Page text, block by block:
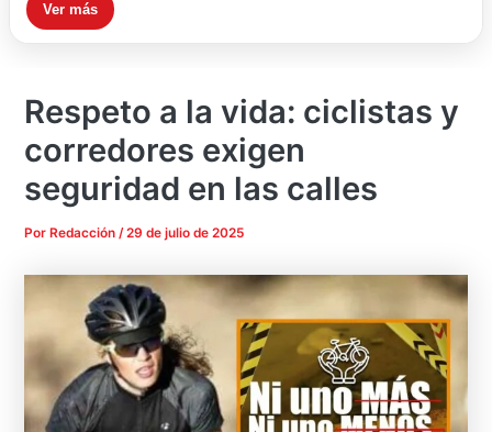
Ver más
Respeto a la vida: ciclistas y
corredores exigen
seguridad en las calles
Por Redacción/29 de julio de 2025